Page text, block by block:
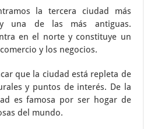
la tercera ciudad más
una de las más antiguas.
en el norte y constituye un
y los negocios.
que la ciudad está repleta de
y puntos de interés. De la
es famosa por ser hogar de
del mundo.